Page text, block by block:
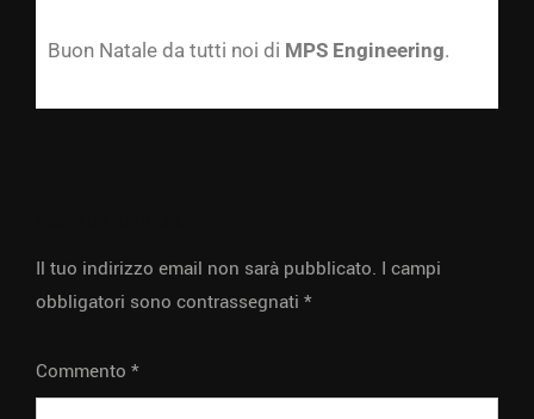
Buon Natale da tutti noi di MPS Engineering.
Il tuo indirizzo email non sarà pubblicato. I campi
obbligatori sono contrassegnati *
Commento *